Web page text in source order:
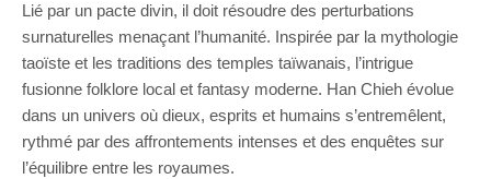
Lié par un pacte divin, il doit résoudre des perturbations
surnaturelles menaçant l’humanité. Inspirée par la mythologie
taoïste et les traditions des temples taïwanais, l’intrigue
fusionne folklore local et fantasy moderne. Han Chieh évolue
dans un univers où dieux, esprits et humains s’entremêlent,
rythmé par des affrontements intenses et des enquêtes sur
l’équilibre entre les royaumes.